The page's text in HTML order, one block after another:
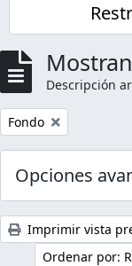
Descripción
Remove filter:
Fondo
Opciones
Imprimir vista
Ordenar por: